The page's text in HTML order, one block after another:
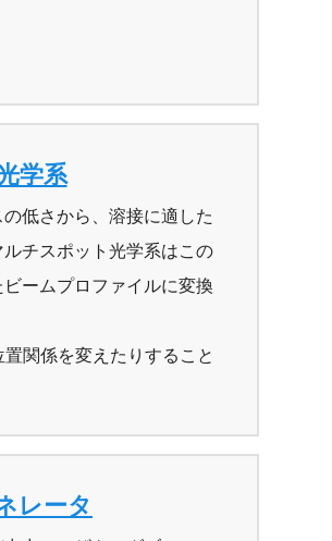
学系
低さから、溶接に適した
チスポット光学系はこの
ームプロファイルに変換
関係を変えたりすること
レータ